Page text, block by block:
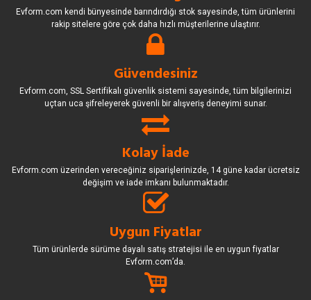
Evform.com kendi bünyesinde barındırdığı stok sayesinde, tüm ürünlerini
rakip sitelere göre çok daha hızlı müşterilerine ulaştırır.
Güvendesiniz
Evform.com, SSL Sertifikalı güvenlik sistemi sayesinde, tüm bilgilerinizi
uçtan uca şifreleyerek güvenli bir alışveriş deneyimi sunar.
Kolay İade
Evform.com üzerinden vereceğiniz siparişlerinizde, 14 güne kadar ücretsiz
değişim ve iade imkanı bulunmaktadır.
Uygun Fiyatlar
Tüm ürünlerde sürüme dayalı satış stratejisi ile en uygun fiyatlar
Evform.com’da.